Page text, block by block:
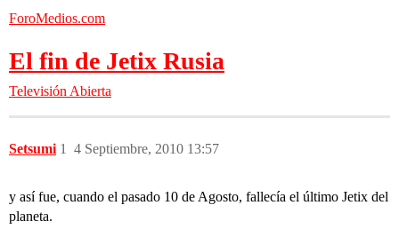
ForoMedios.com
El fin de Jetix Rusia
Televisión Abierta
Setsumi 4 Septiembre, 2010 13:57
1
y así fue, cuando el pasado 10 de Agosto, fallecía el último Jetix del
planeta.